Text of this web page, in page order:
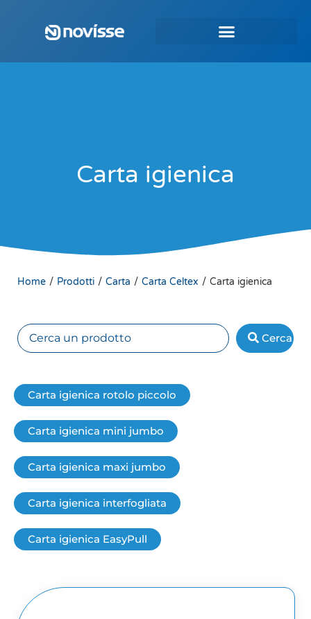
Carta igienica
Home / Prodotti / Carta / Carta Celtex / Carta igienica
Cerca
Carta igienica rotolo piccolo
Carta igienica mini jumbo
Carta igienica maxi jumbo
Carta igienica interfogliata
Carta igienica EasyPull